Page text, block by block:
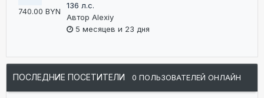
740.00 BYN
136 л.с.
Автор Alexiy
5 месяцев и 23 дня
ПОСЛЕДНИЕ ПОСЕТИТЕЛИ 0 ПОЛЬЗОВАТЕЛЕЙ ОНЛАЙН